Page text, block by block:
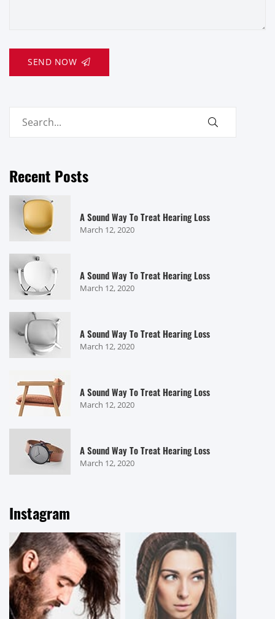
SEND NOW
Recent Posts
A Sound Way To Treat Hearing Loss
March 12, 2020
A Sound Way To Treat Hearing Loss
March 12, 2020
A Sound Way To Treat Hearing Loss
March 12, 2020
A Sound Way To Treat Hearing Loss
March 12, 2020
A Sound Way To Treat Hearing Loss
March 12, 2020
Instagram